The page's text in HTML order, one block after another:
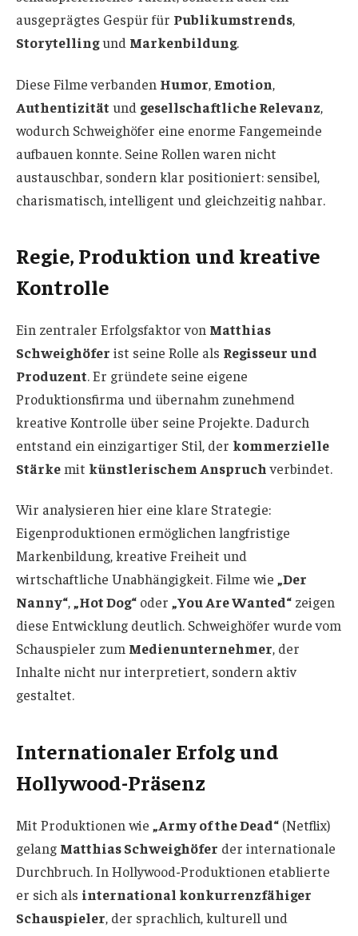
ausgeprägtes Gespür für Publikumstrends,
Storytellingund Markenbildung.
Diese Filme verbanden Humor,Emotion,
Authentizität und gesellschaftliche Relevanz,
wodurch Schweighöfer eine enorme Fangemeinde
aufbauen konnte. Seine Rollen waren nicht
austauschbar, sondern klar positioniert: sensibel,
charismatisch, intelligent und gleichzeitig nahbar.
Regie, Produktion und kreative
Kontrolle
Ein zentraler Erfolgsfaktor von Matthias
Schweighöfer ist seine Rolle als Regisseur und
Produzent. Er gründete seine eigene
Produktionsfirma und übernahm zunehmend
kreative Kontrolle über seine Projekte. Dadurch
entstand ein einzigartiger Stil, der kommerzielle
Stärkemit künstlerischem Anspruch verbindet.
Wir analysieren hier eine klare Strategie:
Eigenproduktionen ermöglichen langfristige
Markenbildung, kreative Freiheit und
wirtschaftliche Unabhängigkeit. Filme wie „Der
Nanny“,„Hot Dog“ oder „You Are Wanted“ zeigen
diese Entwicklung deutlich. Schweighöfer wurde vom
Schauspieler zum Medienunternehmer, der
Inhalte nicht nur interpretiert, sondern aktiv
gestaltet.
Internationaler Erfolg und
Hollywood-Präsenz
Mit Produktionen wie „Army of the Dead“ (Netflix)
gelang Matthias Schweighöfer der internationale
Durchbruch. In Hollywood-Produktionen etablierte
er sich als international konkurrenzfähiger
Schauspieler, der sprachlich, kulturell und